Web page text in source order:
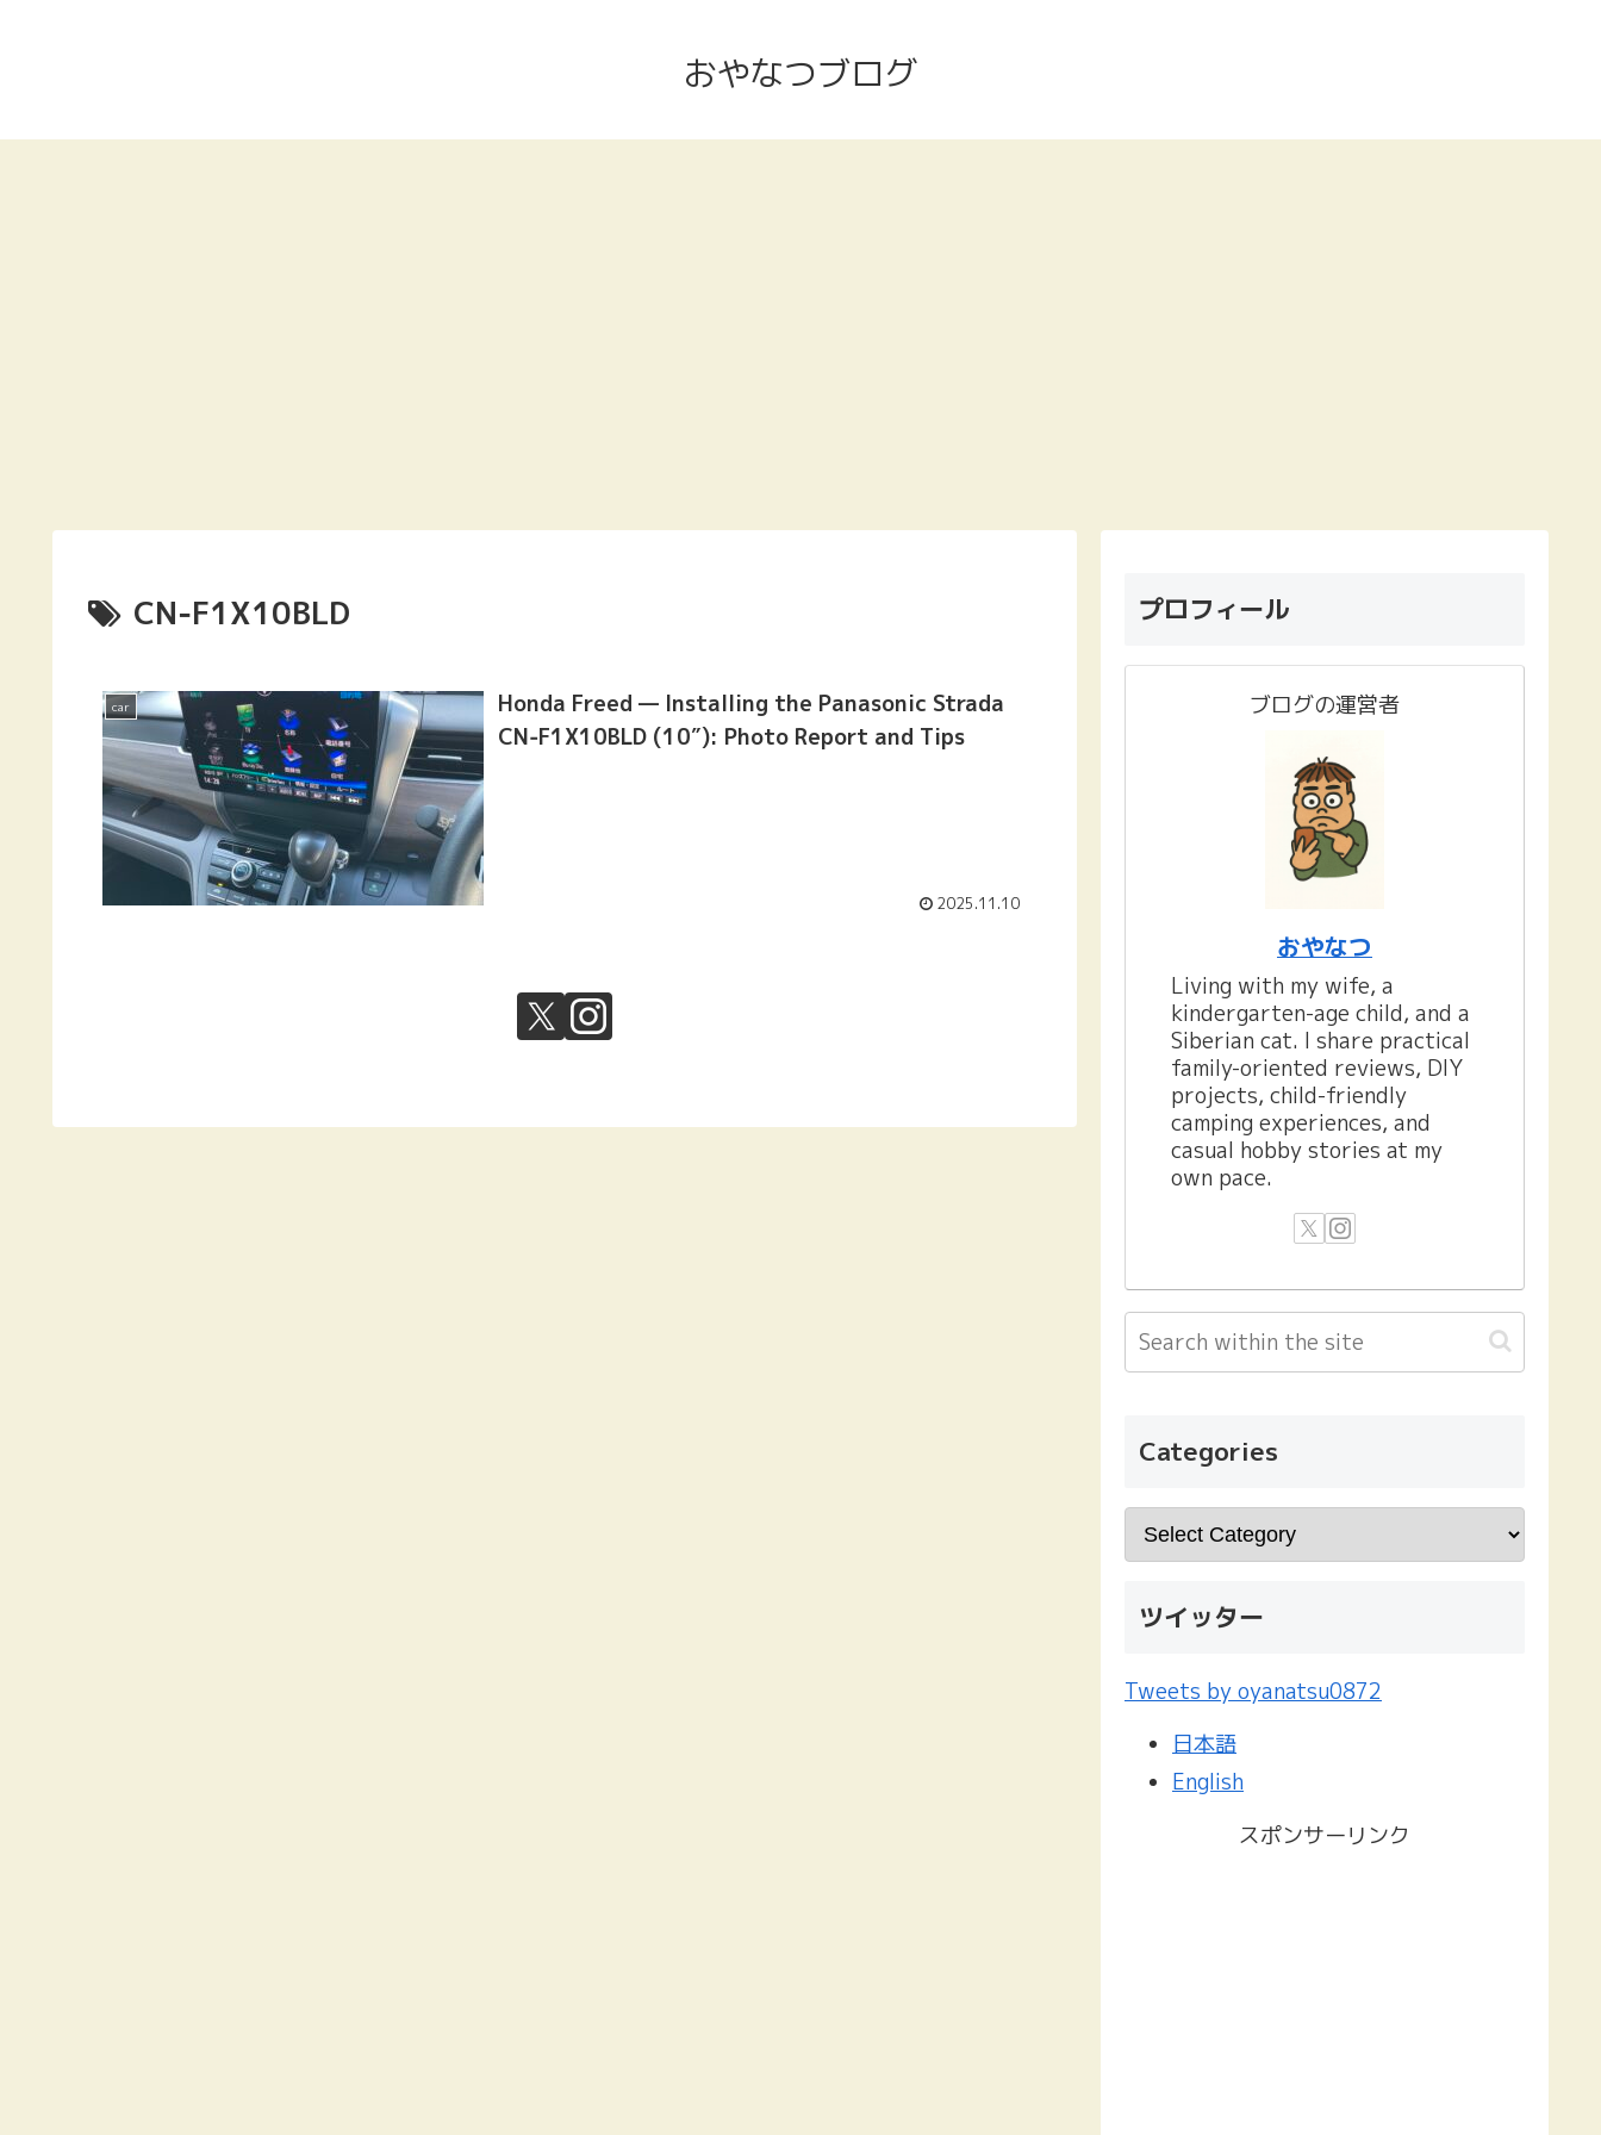
おやなつブログ
CN‑F1X10BLD
car
Honda Freed — Installing the Panasonic Strada
CN‑F1X10BLD (10″): Photo Report and Tips
2025.11.10
プロフィール
ブログの運営者
おやなつ
Living with my wife, a
kindergarten-age child, and a
Siberian cat. I share practical
family-oriented reviews, DIY
projects, child-friendly
camping experiences, and
casual hobby stories at my
own pace.
Categories
ツイッター
Tweets by oyanatsu0872
日本語
English
スポンサーリンク